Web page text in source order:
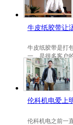
牛皮纸胶带让
牛皮纸胶带是打
一，是很多客户
包装的牛皮纸胶
伦科机电爱上
伦科机电之前一